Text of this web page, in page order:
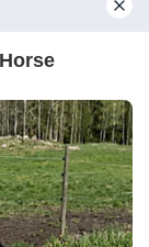
Media Siber
Kami